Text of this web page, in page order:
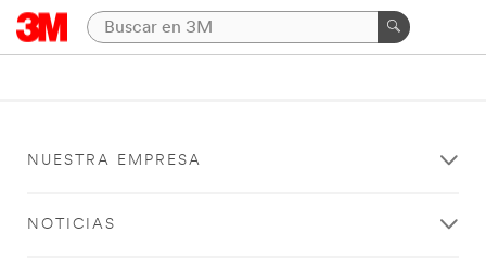
NUESTRA EMPRESA
NOTICIAS